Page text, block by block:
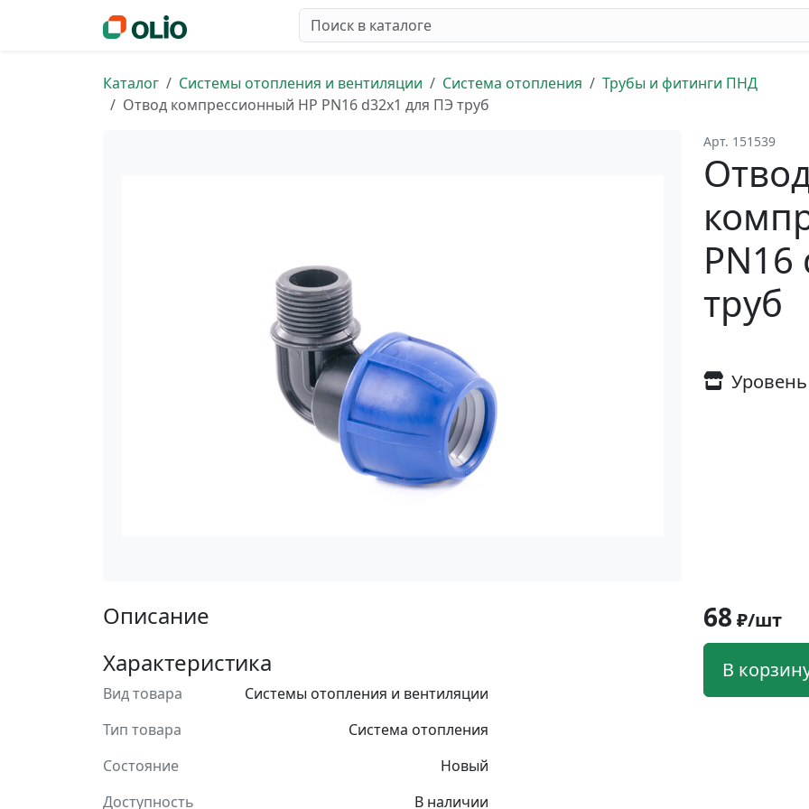
Каталог Системы отопления и вентиляции Система отопления
Трубы и фитинги ПНД
Отвод компрессионный НР PN16 d32х1 для ПЭ труб
Описание
Характеристика
Вид товара
Системы отопления и вентиляции
Тип товара
Система отопления
Состояние
Новый
Доступность
В наличии
Арт. 151539
труб
68 ₽/шт
В